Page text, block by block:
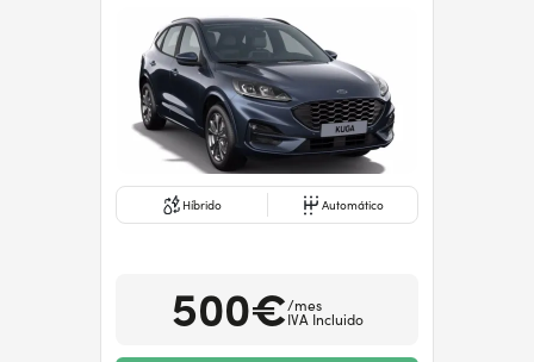
Híbrido Automático
500€/mes
IVA Incluido